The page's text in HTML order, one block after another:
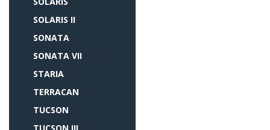
SOLARIS II
SONATA
SONATA VII
STARIA
TERRACAN
TUCSON